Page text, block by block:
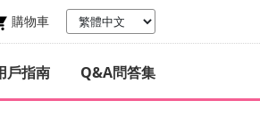
購物車
戶指南 Q&A問答集